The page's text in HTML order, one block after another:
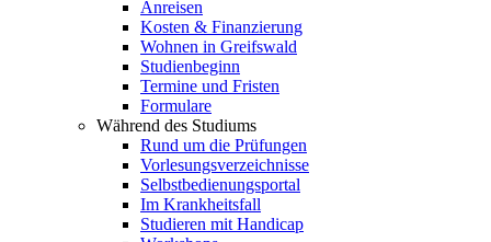
Anreisen
Kosten & Finanzierung
Wohnen in Greifswald
Studienbeginn
Termine und Fristen
Formulare
Während des Studiums
Rund um die Prüfungen
Vorlesungsverzeichnisse
Selbstbedienungsportal
Im Krankheitsfall
Studieren mit Handicap